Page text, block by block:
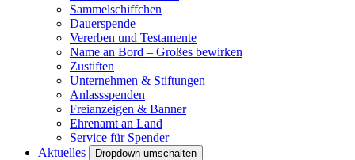
Sammelschiffchen
Dauerspende
Vererben und Testamente
Name an Bord – Großes bewirken
Zustiften
Unternehmen & Stiftungen
Anlassspenden
Freianzeigen & Banner
Ehrenamt an Land
Service für Spender
Aktuelles
Dropdown umschalten